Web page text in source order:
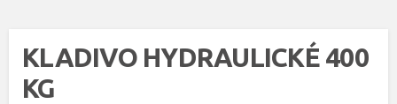
KLADIVO HYDRAULICKÉ 400
KG